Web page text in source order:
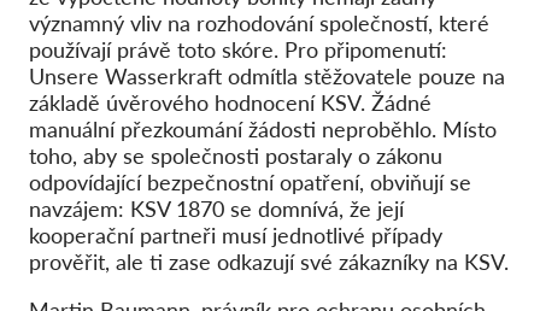
významný vliv na rozhodování společností, které
používají právě toto skóre. Pro připomenutí:
Unsere Wasserkraft odmítla stěžovatele pouze na
základě úvěrového hodnocení KSV. Žádné
manuální přezkoumání žádosti neproběhlo. Místo
toho, aby se společnosti postaraly o zákonu
odpovídající bezpečnostní opatření, obviňují se
navzájem: KSV 1870 se domnívá, že její
kooperační partneři musí jednotlivé případy
prověřit, ale ti zase odkazují své zákazníky na KSV.